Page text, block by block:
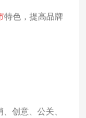
特色，提高品牌
创意、公关、